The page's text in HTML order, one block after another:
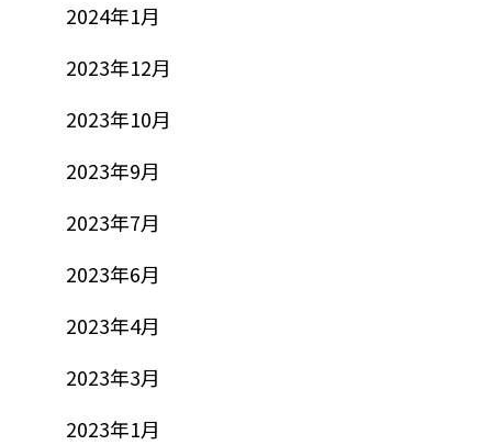
2024年1月
2023年12月
2023年10月
2023年9月
2023年7月
2023年6月
2023年4月
2023年3月
2023年1月